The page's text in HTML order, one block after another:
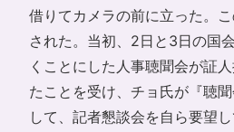
借りてカメラの前に立った。
された。当初、2日と3日の国
くことにした人事聴聞会が証
たことを受け、チョ氏が『聴
して、記者懇談会を自ら要望